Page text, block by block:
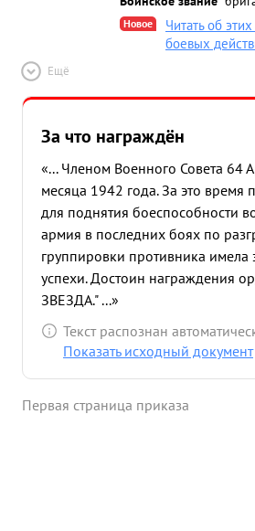
Новое
Читать об
боевых
Ещё
За что награждён
«... Членом Военного Совета 64
месяца 1942 года. За это время
для поднятия боеспособности
армия в последних боях по
группировки противника имела
успехи. Достоин награждения
ЗВЕЗДА." ...»
Текст распознан
Показать исходный документ
Первая страница приказа